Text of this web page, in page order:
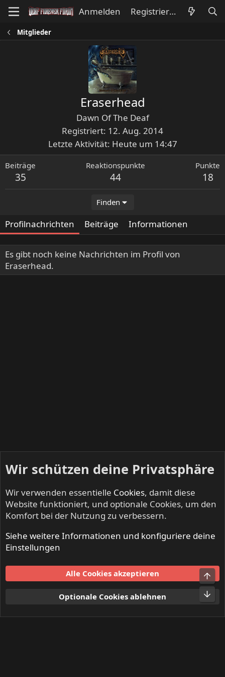
Anmelden Registrieren
Mitglieder
Eraserhead
Dawn Of The Deaf
Registriert 12. Aug. 2014
Letzte Aktivität Heute um 14:47
Beiträge
35
Reaktionspunkte
44
Punkte
18
Finden
Profilnachrichten Beiträge Informationen
Es gibt noch keine Nachrichten im Profil von
Eraserhead.
Mitglieder
Nutzungsbedingungen
Datenschutz
S
Wir schützen deine Privatsphäre
Wir verwenden essentielle Cookies, damit diese
Website funktioniert, und optionale Cookies, um den
Komfort bei der Nutzung zu verbessern.
Siehe weitere Informationen und konfiguriere deine
Einstellungen
Alle Cookies akzeptieren
Optionale Cookies ablehnen